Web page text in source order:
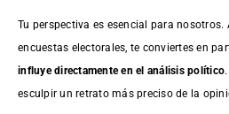
Tu perspectiva es esencial para
encuestas electorales, te conviertes en
influye directamente en el análisis político
esculpir un retrato más preciso de la